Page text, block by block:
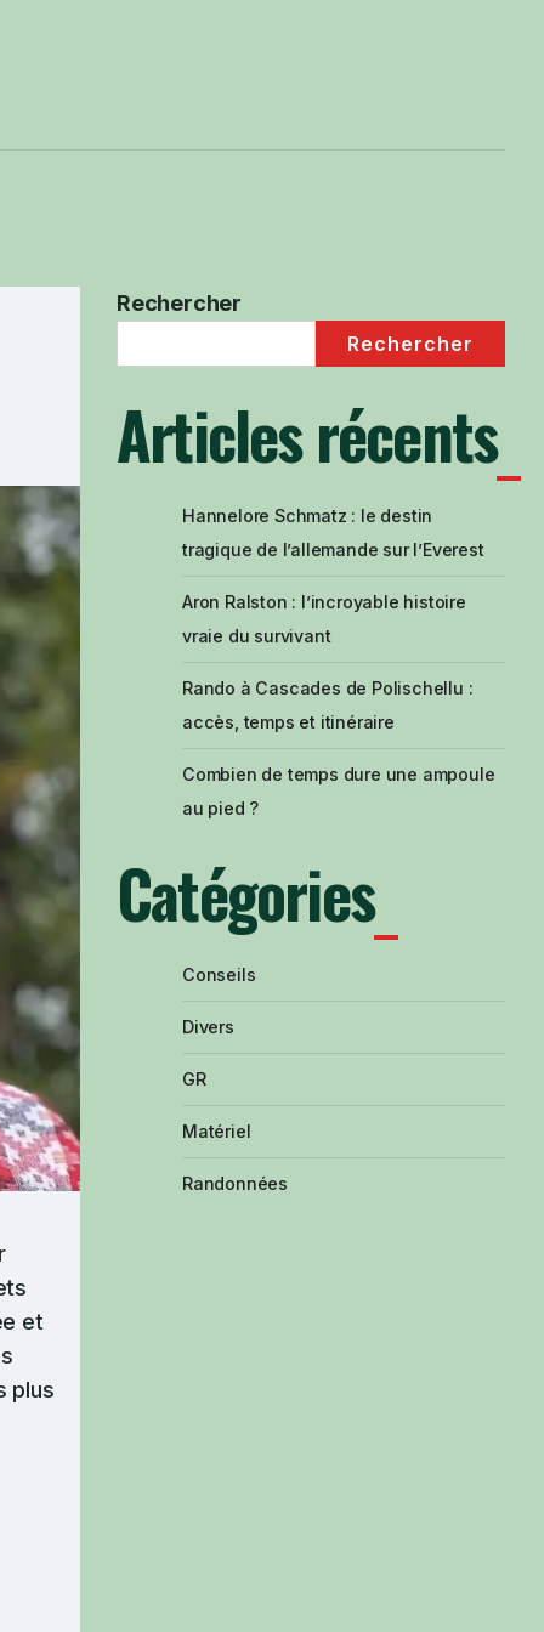
et
plus
Rechercher
Rechercher
Articles récents
Hannelore Schmatz : le destin
tragique de l’allemande sur l’Everest
Aron Ralston : l’incroyable histoire
vraie du survivant
Rando à Cascades de Polischellu :
accès, temps et itinéraire
Combien de temps dure une ampoule
au pied ?
Catégories
Conseils
Divers
GR
Matériel
Randonnées